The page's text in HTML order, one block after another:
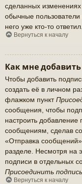
сделанных
обычные
него уже кто-то ответил.
Вернуться к началу
Как мне
Чтобы добавить
создать её в личном
флажком пункт
сообщения, чтобы
настроить
сообщениям, сделав
«Отправка
разделе. Несмотря на
подписи в отдельных
Присоединить подпись
Вернуться к началу